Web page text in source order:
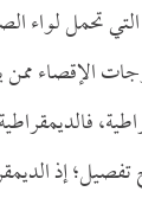
تحمل لواء
الإقصاء
تفصيل؛ إذ